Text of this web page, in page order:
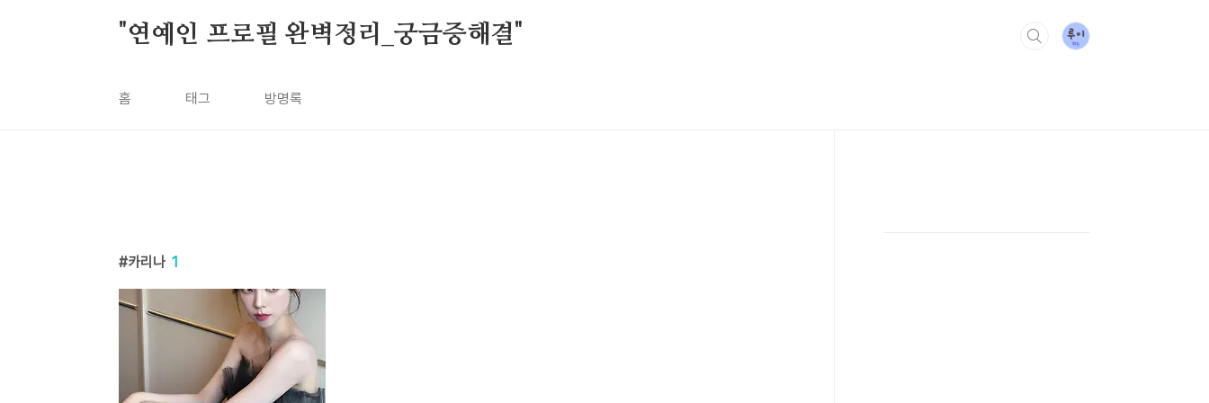
"연예인 프로필 완벽정리_궁금증해결"
홈 태그 방명록
카리나 1